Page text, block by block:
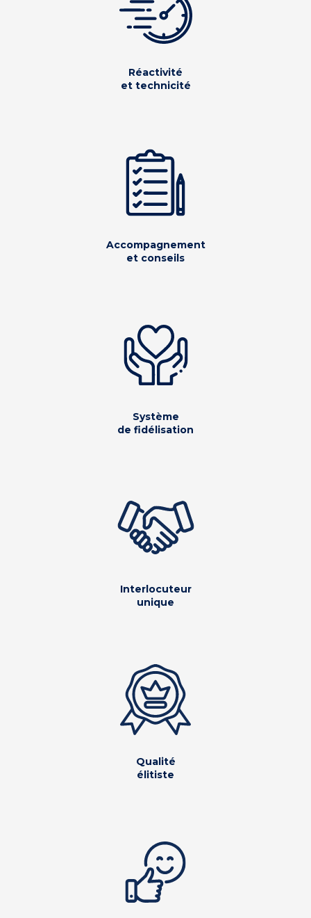
Réactivité
et technicité
Accompagnement
et conseils
Système
de fidélisation
Interlocuteur
unique
Qualité
élitiste